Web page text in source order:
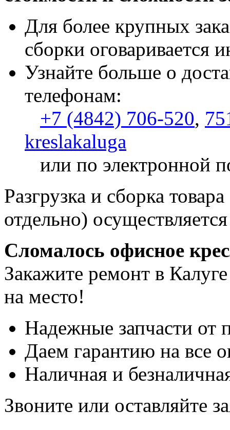
Для более крупных
сборки оговаривается
Узнайте больше о
телефонам:
+7 (4842) 706-520,
kreslakaluga
или по электронной
Разгрузка и сборка
отдельно)
Сломалось офисное
Закажите ремонт в
на место!
Надежные запчасти от
Даем гарантию на все
Наличная и
Звоните или оставляйте